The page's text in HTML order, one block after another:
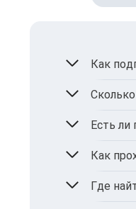
Как
Особой
Есть ли
В общем-
Как
Врач
Где